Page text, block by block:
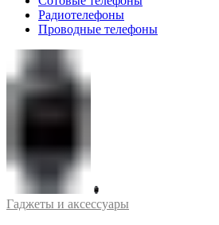
Радиотелефоны
Проводные телефоны
Гаджеты и аксессуары